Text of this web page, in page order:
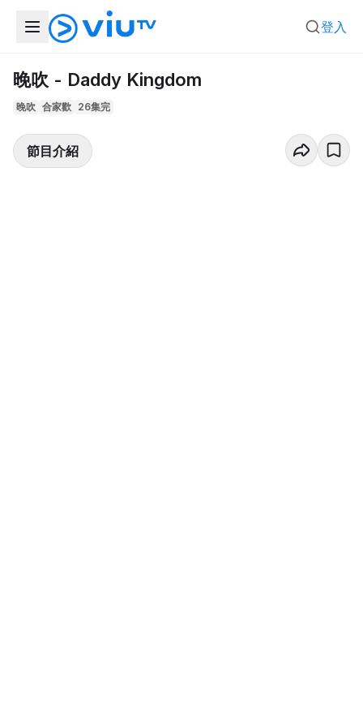
登入
晚吹 - Daddy Kingdom
晚吹 合家歡 26集完
節目介紹